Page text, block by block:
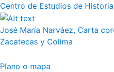
Centro de Estudios de
José María Narváez, Carta
Zacatecas y Colima
Plano o mapa